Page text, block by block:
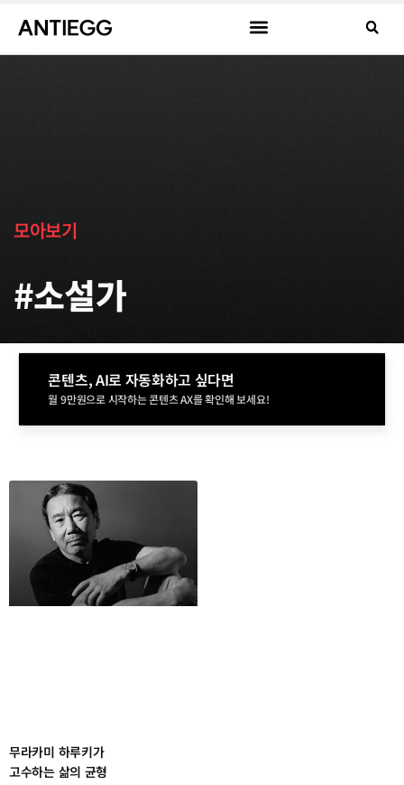
모아보기
#소설가
콘텐츠, AI로 자동화하고 싶다면
월 9만원으로 시작하는 콘텐츠 AX를 확인해 보세요!
무라카미 하루키가
고수하는 삶의 균형